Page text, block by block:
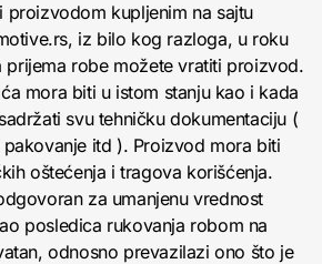
proizvodom kupljenim na sajtu
iz bilo kog razloga, u roku
prijema robe možete vratiti proizvod.
mora biti u istom stanju kao i kada
svu tehničku dokumentaciju (
itd ). Proizvod mora biti
oštećenja i tragova korišćenja.
za umanjenu vrednost
posledica rukovanja robom na
odnosno prevazilazi ono što je